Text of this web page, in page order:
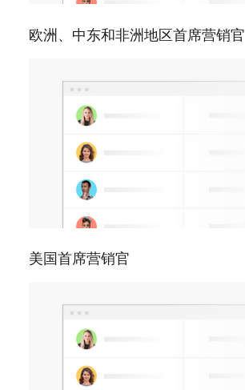
欧洲、中东和非洲地区首席营销官
美国首席营销官